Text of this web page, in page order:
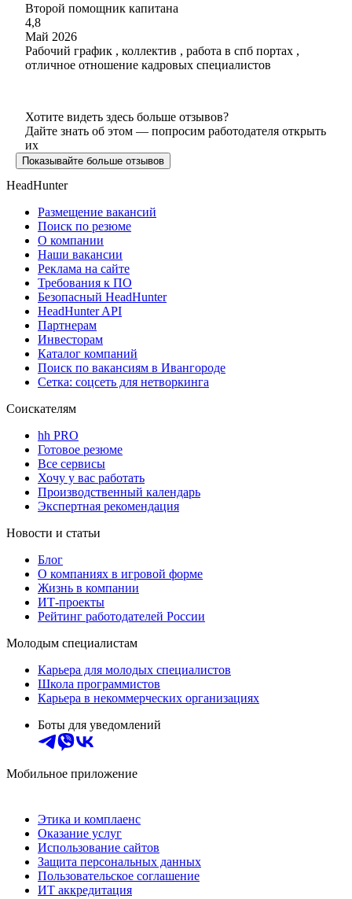
Второй помощник капитана
4,8
Май 2026
Рабочий график , коллектив , работа в спб портах ,
отличное отношение кадровых специалистов
Хотите видеть здесь больше отзывов?
Дайте знать об этом — попросим работодателя открыть
их
Показывайте больше отзывов
HeadHunter
Размещение вакансий
Поиск по резюме
О компании
Наши вакансии
Реклама на сайте
Требования к ПО
Безопасный HeadHunter
HeadHunter API
Партнерам
Инвесторам
Каталог компаний
Поиск по вакансиям в Ивангороде
Сетка: соцсеть для нетворкинга
Соискателям
hh PRO
Готовое резюме
Все сервисы
Хочу у вас работать
Производственный календарь
Экспертная рекомендация
Новости и статьи
Блог
О компаниях в игровой форме
Жизнь в компании
ИТ-проекты
Рейтинг работодателей России
Молодым специалистам
Карьера для молодых специалистов
Школа программистов
Карьера в некоммерческих организациях
Боты для уведомлений
Мобильное приложение
Этика и комплаенс
Оказание услуг
Использование сайтов
Защита персональных данных
Пользовательское соглашение
ИТ аккредитация